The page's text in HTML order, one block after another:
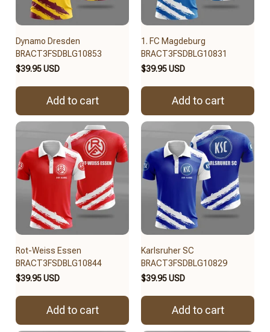
Dynamo Dresden
BRACT3FSDBLG10853
$39.95 USD
Add to cart
1. FC Magdeburg
BRACT3FSDBLG10831
$39.95 USD
Add to cart
Rot-Weiss Essen
BRACT3FSDBLG10844
$39.95 USD
Add to cart
Karlsruher SC
BRACT3FSDBLG10829
$39.95 USD
Add to cart